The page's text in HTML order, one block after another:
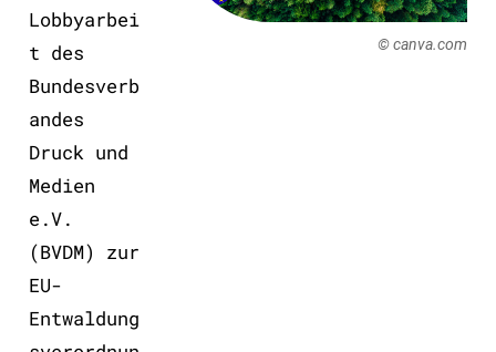
Lobbyarbei
t des
Bundesverb
andes
Druck und
Medien
e.V.
(BVDM) zur
EU-
Entwaldung
© canva.com